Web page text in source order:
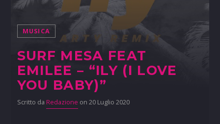
MUSICA
SURF MESA FEAT
EMILEE – “ILY (I LOVE
YOU BABY)”
Scritto da Redazione on 20 Luglio 2020